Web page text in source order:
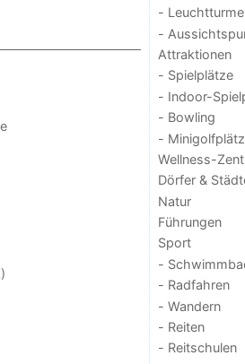
- Leuchtturme
-
Attraktionen
- Spielplätze
- Indoor-
- Bowling
-
Wellness-
Dörfer &
Natur
Führungen
Sport
-
- Radfahren
- Wandern
- Reiten
- Reitschulen